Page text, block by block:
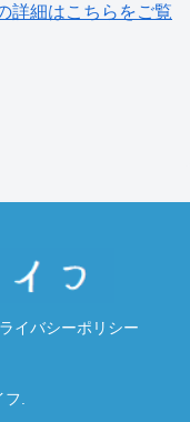
詳細はこちらをご覧
イバシーポリシー
.